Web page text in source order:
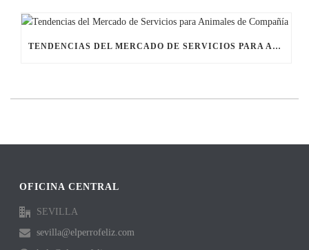
TENDENCIAS DEL MERCADO DE SERVICIOS PARA ANIMALES DE COMPAÑÍA
OFICINA CENTRAL
SEVILLA
sevilla@elperrofeliz.com